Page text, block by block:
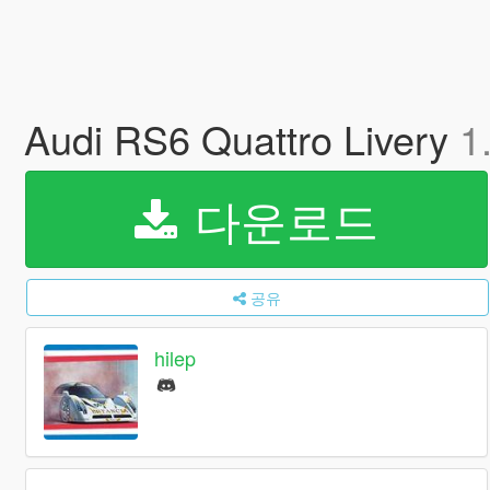
Audi RS6 Quattro Livery
다운로드
공유
hilep